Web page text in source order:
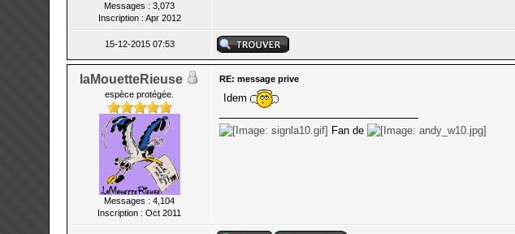
Messages : 3,073
Inscription : Apr 2012
15-12-2015 07:53
laMouetteRieuse
espèce protégée.
Messages : 4,104
Inscription : Oct 2011
RE: message prive
Idem
Fan de